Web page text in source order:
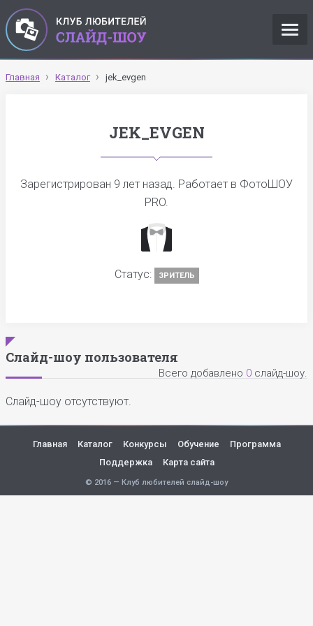
Главная Каталог jek_evgen
JEK_EVGEN
Зарегистрирован 9 лет назад. Работает в ФотоШОУ
PRO.
Статус: ЗРИТЕЛЬ
Слайд-шоу пользователя
Всего добавлено 0 слайд-шоу.
Слайд-шоу отсутствуют.
Главная Каталог Конкурсы Обучение
Программа
Поддержка
Карта сайта
© 2016 — Клуб любителей слайд-шоу